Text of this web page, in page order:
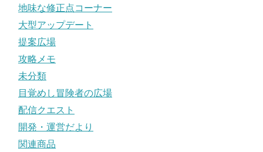
地味な修正点コーナー
大型アップデート
提案広場
攻略メモ
未分類
目覚めし冒険者の広場
配信クエスト
開発・運営だより
関連商品